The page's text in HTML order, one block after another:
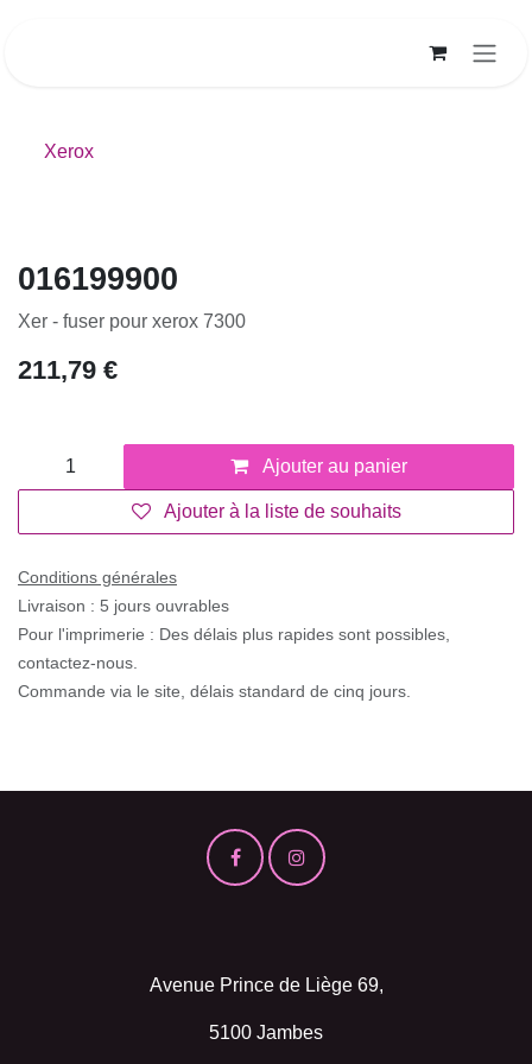
Xerox
016199900
Xer - fuser pour xerox 7300
211,79€
Ajouter au panier
Ajouter à la liste de souhaits
Conditions générales
Livraison : 5 jours ouvrables
Pour l'imprimerie : Des délais plus rapides sont possibles, contactez-
nous.
Commande via le site, délais standard de cinq jours.
Avenue Prince de Liège 69,
5100 Jambes